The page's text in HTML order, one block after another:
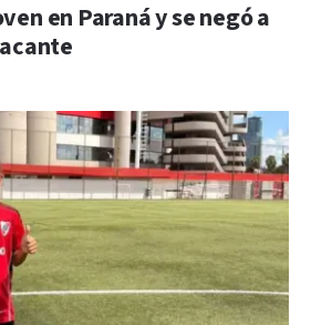
en Paraná y se negó a